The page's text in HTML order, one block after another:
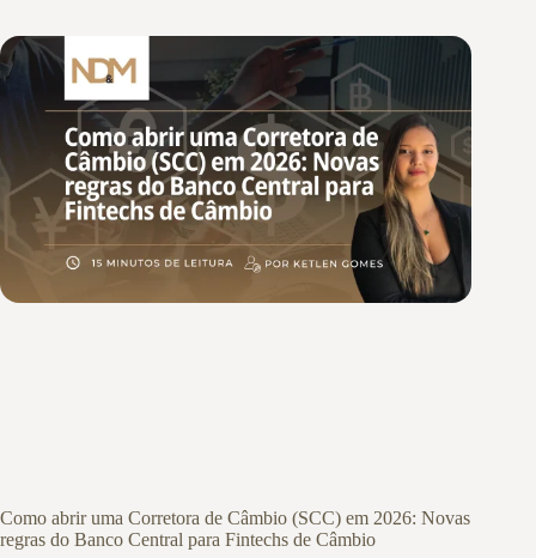
Como abrir uma Corretora de Câmbio (SCC) em 2026: Novas
regras do Banco Central para Fintechs de Câmbio